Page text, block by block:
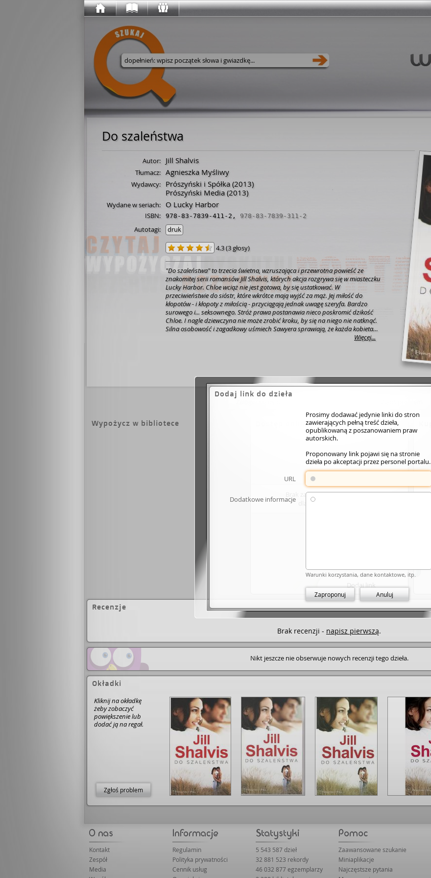
Wyszukaj w serwisie
Do szaleństwa
Autor: Jill Shalvis
Tłumacz: Agnieszka Myśliwy
Wydawcy: Prószyński i Spółka(2013)
Prószyński Media(2013)
Wydane w seriach: O Lucky Harbor
ISBN: 978-83-7839-411-2 , 978-83-7839-311-2
Autotagi: druk
4.3(3 głosy)
"Do szaleństwa" to trzecia świetna, wzruszająca i przewrotna powieść ze
znakomitej serii romansów Jill Shalvis, których akcja rozgrywa się w miasteczku
Lucky Harbor. Chloe wciąż nie jest gotowa, by się ustatkować. W
przeciwieństwie do sióstr, które wkrótce mają wyjść za mąż. Jej miłość do
kłopotów - i kłopoty z miłością - przyciągają jednak uwagę szeryfa. Bardzo
surowego i... seksownego. Stróż prawa postanawia nieco poskromić dzikość
Chloe. I nagle dziewczyna nie może zrobić kroku, by się na niego nie natknąć.
Silna osobowość i zagadkowy uśmiech Sawyera sprawiają, że każda kobieta
marzy, by zakuł ją w kajdanki. Po raz pierwszy w życiu zamiast omijać prawo
Więcej...
Wypożycz w bibliotece Dostęp online
Brak zasobów elektronicznych
dla wybranego dzieła.
Dodaj link
Recenzje
Brak recenzji - napisz pierwszą.
Nikt jeszcze nie obserwuje nowych recenzji tego dzieła.
Okładki
Kliknij na okładkę
żeby zobaczyć
powiększenie lub
dodać ją na regał.
Zgłoś problem
Kontakt
Zespół
Media
Regulamin
Polityka prywatności
Cennik usług
5 543 587 dzieł
32 881 523 rekordy
46 032 877 egzemplarzy
Zaawansowane szukanie
Miniaplikacje
Najczęstsze pytania
Dodaj link do dzieła
Prosimy dodawać jedynie linki do stron
zawierających pełną treść dzieła,
opublikowaną z poszanowaniem praw
autorskich.
Proponowany link pojawi się na stronie
dzieła po akceptacji przez personel portalu.
URL
Dodatkowe informacje
Warunki korzystania, dane kontaktowe, itp.
Zaproponuj Anuluj